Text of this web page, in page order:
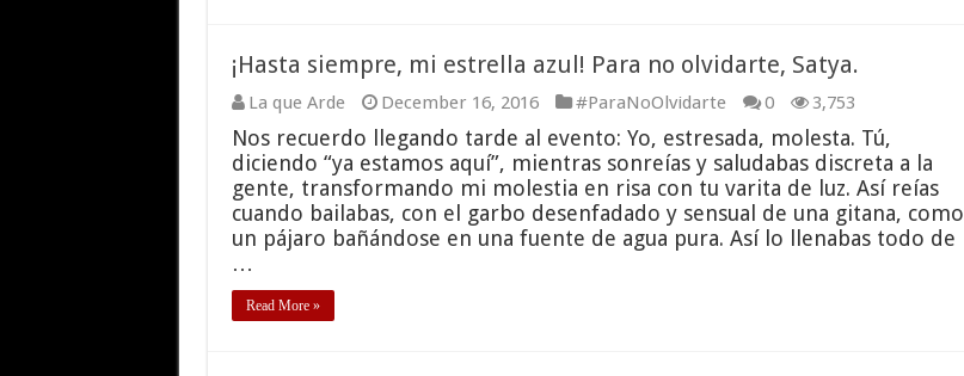
¡Hasta siempre, mi estrella azul! Para no olvidarte, Satya.
La que Arde December 16, 2016 #ParaNoOlvidarte 0 3,753
Nos recuerdo llegando tarde al evento: Yo, estresada, molesta. Tú,
diciendo “ya estamos aquí”, mientras sonreías y saludabas discreta a la
gente, transformando mi molestia en risa con tu varita de luz. Así reías
cuando bailabas, con el garbo desenfadado y sensual de una gitana, como
un pájaro bañándose en una fuente de agua pura. Así lo llenabas todo de
…
Read More »